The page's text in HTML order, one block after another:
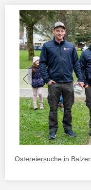
Ostereiersuche in